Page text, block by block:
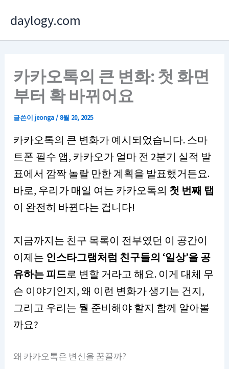
daylogy.com
카카오톡의 큰 변화: 첫 화면
부터 확 바뀌어요
글쓴이jeonga/8월 20, 2025
카카오톡의 큰 변화가 예시되었습니다. 스마
트폰 필수 앱, 카카오가 얼마 전 2분기 실적 발
표에서 깜짝 놀랄 만한 계획을 발표했거든요.
바로, 우리가 매일 여는 카카오톡의 첫 번째 탭
이 완전히 바뀐다는 겁니다!
지금까지는 친구 목록이 전부였던 이 공간이
이제는 인스타그램처럼 친구들의 ‘일상’을 공
유하는 피드로 변할 거라고 해요. 이게 대체 무
슨 이야기인지, 왜 이런 변화가 생기는 건지,
그리고 우리는 뭘 준비해야 할지 함께 알아볼
까요?
왜 카카오톡은 변신을 꿈꿀까?